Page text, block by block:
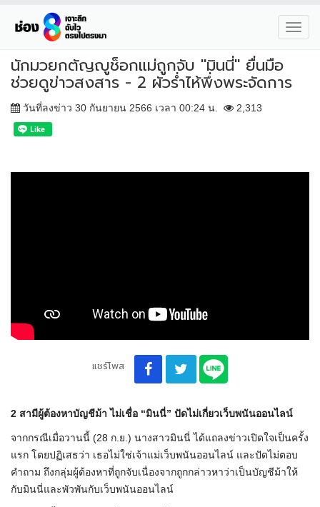
นักมวยกตัญญูช็อกแม่ถูกจับ "มินนี่" ยื่นมือ
ช่วยดูข่าวสงสาร - 2 ผัวร่ำไห้พึ่งพระจัดการ
วันที่ลงข่าว 30 กันยายน 2566 เวลา 00:24 น. 2,313
แชร์โพส
2 สามีผู้ต้องหาบัญชีม้า ไม่เชื่อ “มินนี่” ปัดไม่เกี่ยวเว็บพนันออนไลน์
จากกรณีเมื่อวานนี้ (28 ก.ย.) นางสาวมินนี่ ได้แถลงข่าวเปิดใจเป็นครั้ง
แรก โดยปฏิเสธว่า เธอไม่ใช่เจ้าแม่เว็บพนันออนไลน์ และปัดไม่ตอบ
คำถาม ถึงกลุ่มผู้ต้องหาที่ถูกจับเนื่องจากถูกกล่าวหาว่าเป็นบัญชีม้าให้
กับมินนี่และพัวพันกับเว็บพนันออนไลน์